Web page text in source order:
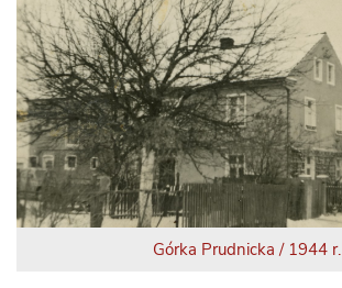
Górka Prudnicka / 1944 r.